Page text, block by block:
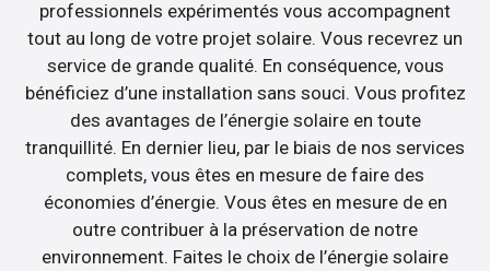
professionnels expérimentés vous accompagnent
tout au long de votre projet solaire. Vous recevrez un
service de grande qualité. En conséquence, vous
bénéficiez d’une installation sans souci. Vous profitez
des avantages de l’énergie solaire en toute
tranquillité. En dernier lieu, par le biais de nos services
complets, vous êtes en mesure de faire des
économies d’énergie. Vous êtes en mesure de en
outre contribuer à la préservation de notre
environnement. Faites le choix de l’énergie solaire